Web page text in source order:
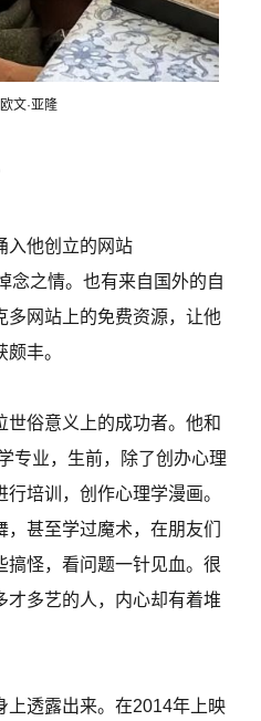
文·亚隆
入他创立的网站
念之情。也有来自国外的自
多网站上的免费资源，让他
丰。
俗意义上的成功者。他和
专业，生前，除了创办心理
培训，创作心理学漫画。
甚至学过魔术，在朋友们
搞怪，看问题一针见血。很
才多艺的人，内心却有着堆
上透露出来。在2014年上映